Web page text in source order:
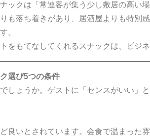
ックは「常連客が集う少し敷居の高い
も落ち着きがあり、居酒屋よりも特別
。
をもてなしてくれるスナックは、ビジ
選び5つの条件
しょうか。ゲストに「センスがいい」
良いとされています。会食で温まった